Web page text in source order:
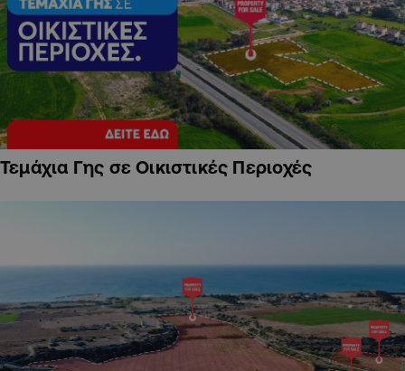
Τεμάχια Γης σε Οικιστικές Περιοχές